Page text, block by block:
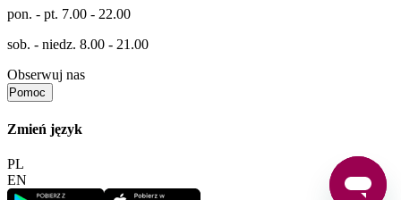
pon. - pt. 7.00 - 22.00
sob. - niedz. 8.00 - 21.00
Obserwuj nas
Pomoc
Zmień język
PL
EN